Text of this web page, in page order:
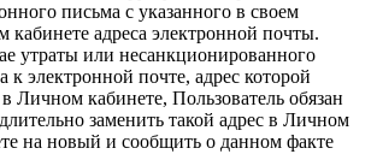
письма с указанного в своем
кабинете адреса электронной почты.
утраты или несанкционированного
к электронной почте, адрес которой
в Личном кабинете, Пользователь обязан
заменить такой адрес в Личном
на новый и сообщить о данном факте